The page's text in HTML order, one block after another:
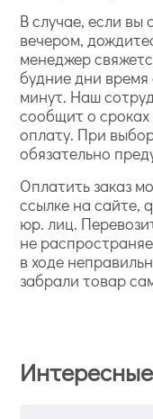
В случае, если вы
вечером,
менеджер
будние дни
минут. Наш
сообщит о
оплату. При
обязательно
Оплатить заказ
ссылке на сайте,
юр. лиц.
не
в ходе
забрали товар